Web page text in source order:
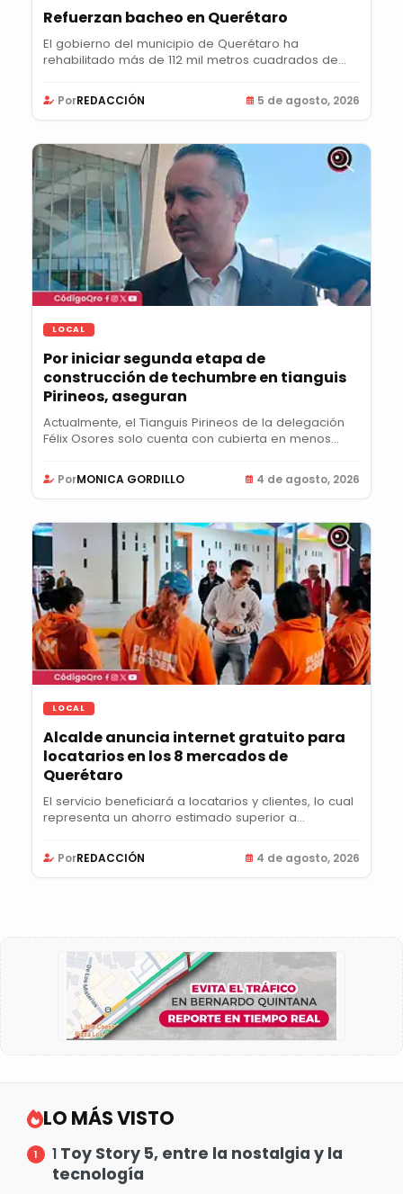
Refuerzan bacheo en Querétaro
El gobierno del municipio de Querétaro ha
rehabilitado más de 112 mil metros cuadrados de...
PorREDACCIÓN 5 de agosto, 2026
LOCAL
Por iniciar segunda etapa de
construcción de techumbre en tianguis
Pirineos, aseguran
Actualmente, el Tianguis Pirineos de la delegación
Félix Osores solo cuenta con cubierta en menos...
PorMONICA GORDILLO 4 de agosto, 2026
LOCAL
Alcalde anuncia internet gratuito para
locatarios en los 8 mercados de
Querétaro
El servicio beneficiará a locatarios y clientes, lo cual
representa un ahorro estimado superior a...
PorREDACCIÓN 4 de agosto, 2026
LO MÁS VISTO
1 Toy Story 5, entre la nostalgia y la
tecnología